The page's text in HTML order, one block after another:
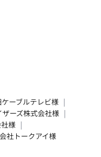
ーブルテレビ様
ーズ株式会社様
様
社トークアイ様